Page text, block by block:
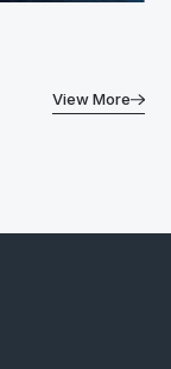
View More